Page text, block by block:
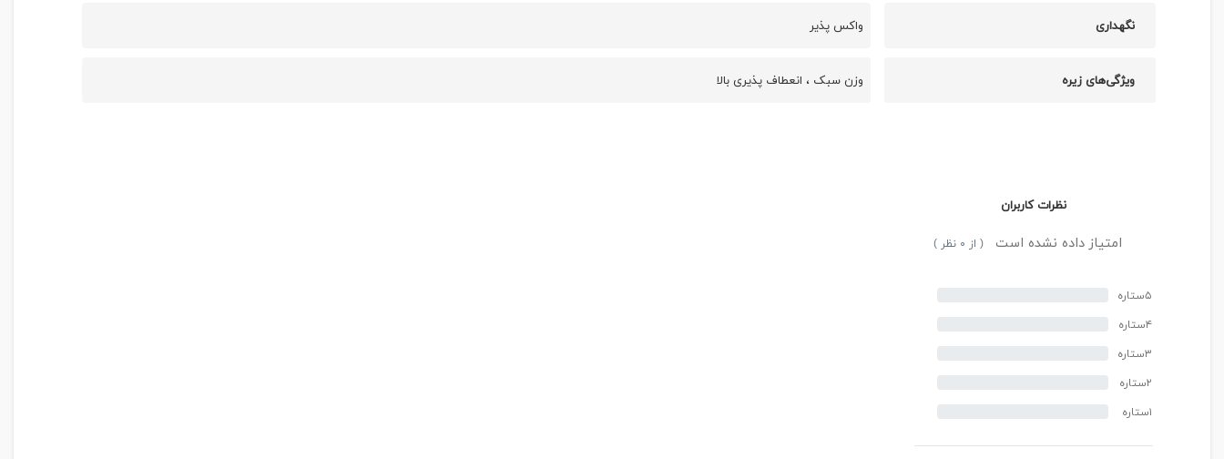
نگهداری واکس پذیر
ویژگی‌های زیره وزن سبک ، انعطاف پذیری بالا
نظرات کاربران
امتیاز داده نشده است ( از ۰ نظر )
۵ستاره
۴ستاره
۳ستاره
۲ستاره
۱ستاره